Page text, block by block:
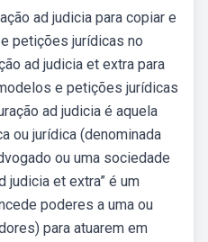
ad judicia para copiar e
petições jurídicas no
ad judicia et extra para
e petições jurídicas
ad judicia é aquela
ou jurídica (denominada
ou uma sociedade
judicia et extra” é um
poderes a uma ou
para atuarem em